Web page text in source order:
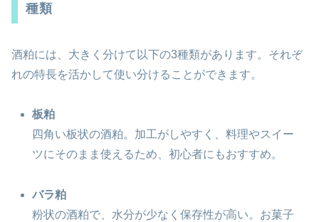
種類
酒粕には、大きく分けて以下の3種類があります。それぞ
れの特長を活かして使い分けることができます。
板粕
四角い板状の酒粕。加工がしやすく、料理やスイー
ツにそのまま使えるため、初心者にもおすすめ。
バラ粕
粉状の酒粕で、水分が少なく保存性が高い。お菓子